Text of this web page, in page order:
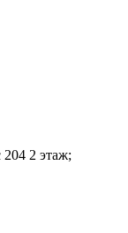
204 2 этаж;